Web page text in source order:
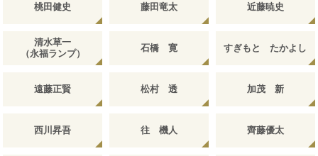
桃田健史 藤田竜太 近藤暁史
清水草一
（永福ランプ）
石橋 寛 すぎもと たかよし
遠藤正賢 松村 透 加茂 新
西川昇吾 往 機人 齊藤優太